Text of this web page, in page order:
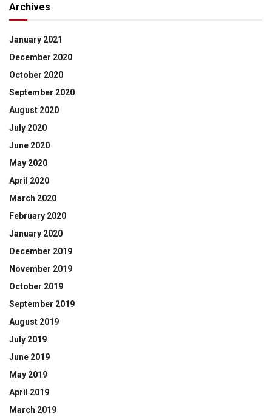
Archives
January 2021
December 2020
October 2020
September 2020
August 2020
July 2020
June 2020
May 2020
April 2020
March 2020
February 2020
January 2020
December 2019
November 2019
October 2019
September 2019
August 2019
July 2019
June 2019
May 2019
April 2019
March 2019